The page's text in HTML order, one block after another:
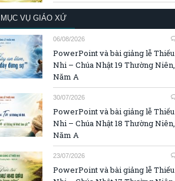
MỤC VỤ GIÁO XỨ
06/08/2026
PowerPoint và bài giảng lễ Thiếu
Nhi – Chúa Nhật 19 Thường Niên,
Năm A
30/07/2026
PowerPoint và bài giảng lễ Thiếu
Nhi – Chúa Nhật 18 Thường Niên,
Năm A
23/07/2026
PowerPoint và bài giảng lễ Thiếu